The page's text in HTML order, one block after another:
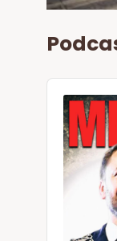
Audio
Player